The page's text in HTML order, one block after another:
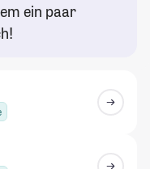
ein paar